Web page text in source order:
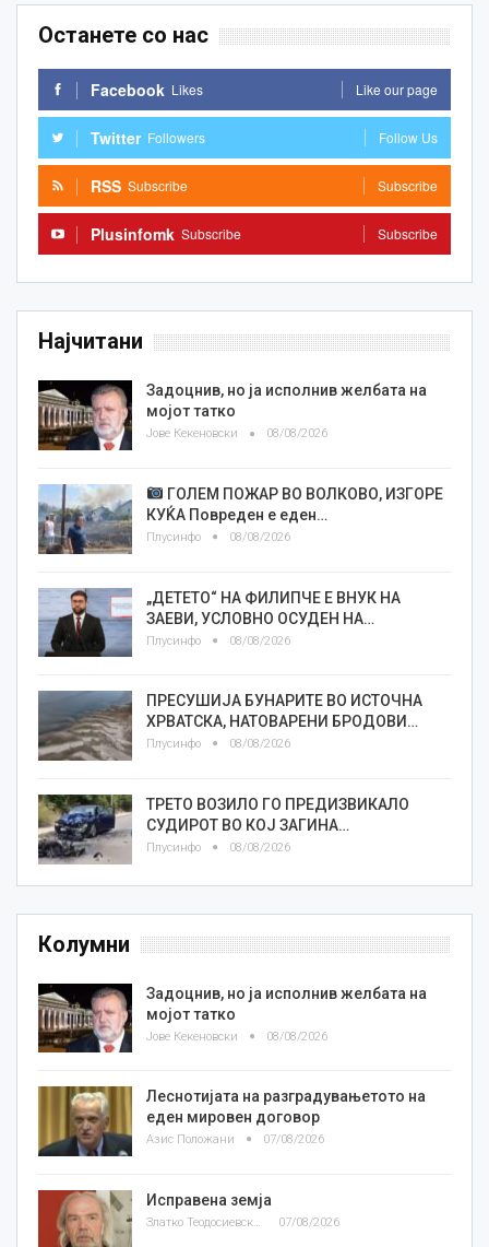
Останете со нас
Facebook Likes Like our page
Twitter Followers Follow Us
RSS Subscribe Subscribe
Plusinfomk Subscribe Subscribe
Најчитани
Задоцнив, но ја исполнив желбата на
мојот татко
Јове Кекеновски 08/08/2026
ГОЛЕМ ПОЖАР ВО ВОЛКОВО, ИЗГОРЕ
КУЌА Повреден е еден…
Плусинфо 08/08/2026
„ДЕТЕТО“ НА ФИЛИПЧЕ Е ВНУК НА
ЗАЕВИ, УСЛОВНО ОСУДЕН НА…
Плусинфо 08/08/2026
ПРЕСУШИЈА БУНАРИТЕ ВО ИСТОЧНА
ХРВАТСКА, НАТОВАРЕНИ БРОДОВИ…
Плусинфо 08/08/2026
ТРЕТО ВОЗИЛО ГО ПРЕДИЗВИКАЛО
СУДИРОТ ВО КОЈ ЗАГИНА…
Плусинфо 08/08/2026
Колумни
Задоцнив, но ја исполнив желбата на
мојот татко
Јове Кекеновски 08/08/2026
Леснотијата на разградувањетото на
еден мировен договор
Азис Положани 07/08/2026
Исправена земја
Златко Теодосиевски 07/08/2026